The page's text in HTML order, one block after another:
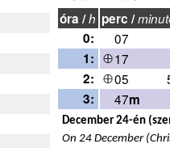
óra /h perc /
0:
07
1:
17
2:
05
3:
47m
December 24-én
On 24 December